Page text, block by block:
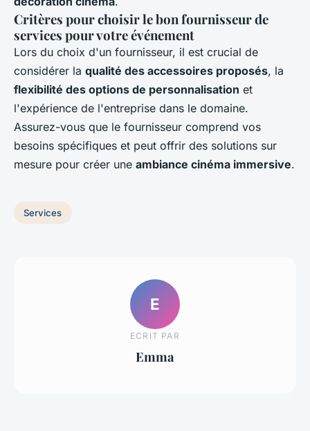
Critères pour choisir le bon fournisseur de
services pour votre événement
Lors du choix d'un fournisseur, il est crucial de
considérer la qualité des accessoires proposés, la
flexibilité des options de personnalisation et
l'expérience de l'entreprise dans le domaine.
Assurez-vous que le fournisseur comprend vos
besoins spécifiques et peut offrir des solutions sur
mesure pour créer une ambiance cinéma immersive.
Services
E
ECRIT PAR
Emma